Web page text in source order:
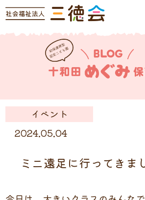
イベント
2024.05.04
ミニ遠足に行ってきま